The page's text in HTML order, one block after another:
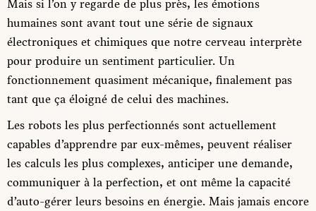
Mais si l’on y regarde de plus près, les émotions
humaines sont avant tout une série de signaux
électroniques et chimiques que notre cerveau interprète
pour produire un sentiment particulier. Un
fonctionnement quasiment mécanique, finalement pas
tant que ça éloigné de celui des machines.
Les robots les plus perfectionnés sont actuellement
capables d’apprendre par eux-mêmes, peuvent réaliser
les calculs les plus complexes, anticiper une demande,
communiquer à la perfection, et ont même la capacité
d’auto-gérer leurs besoins en énergie. Mais jamais encore